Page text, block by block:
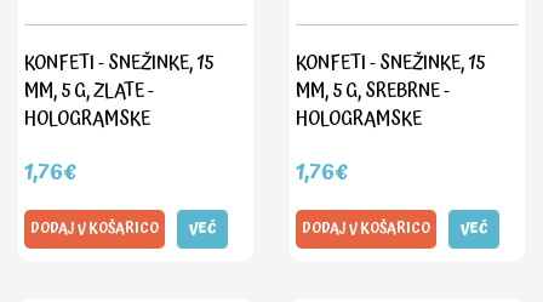
KONFETI - SNEŽINKE, 15
MM, 5 G, ZLATE -
HOLOGRAMSKE
1,76€
DODAJ V KOŠARICO VEČ
KONFETI - SNEŽINKE, 15
MM, 5 G, SREBRNE -
HOLOGRAMSKE
1,76€
DODAJ V KOŠARICO VEČ